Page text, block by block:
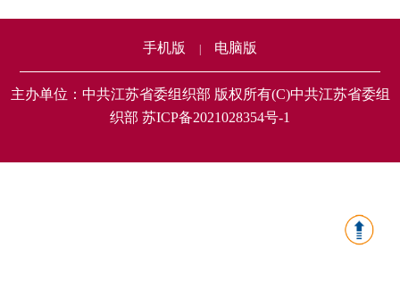
手机版 电脑版
主办单位：中共江苏省委组织部 版权所有(C)中共江苏省委组
织部 苏ICP备2021028354号-1